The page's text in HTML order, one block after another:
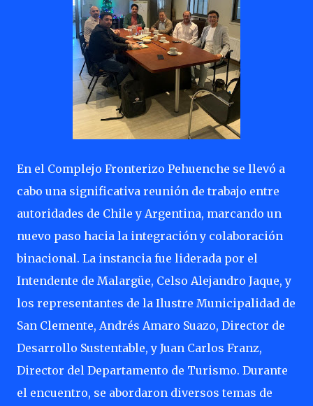
En el Complejo Fronterizo Pehuenche se llevó a
cabo una significativa reunión de trabajo entre
autoridades de Chile y Argentina, marcando un
nuevo paso hacia la integración y colaboración
binacional. La instancia fue liderada por el
Intendente de Malargüe, Celso Alejandro Jaque, y
los representantes de la Ilustre Municipalidad de
San Clemente, Andrés Amaro Suazo, Director de
Desarrollo Sustentable, y Juan Carlos Franz,
Director del Departamento de Turismo. Durante
el encuentro, se abordaron diversos temas de